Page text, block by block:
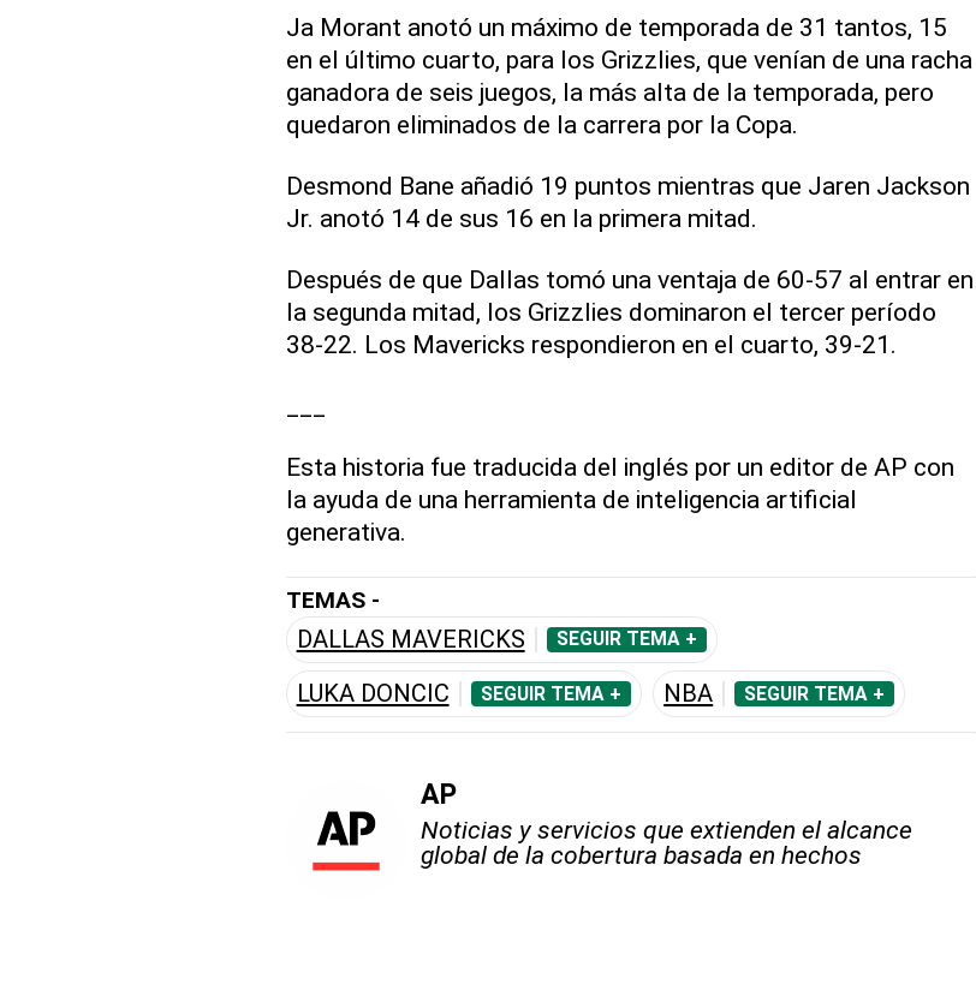
Ja Morant anotó un máximo de temporada de 31 tantos, 15
en el último cuarto, para los Grizzlies, que venían de una racha
ganadora de seis juegos, la más alta de la temporada, pero
quedaron eliminados de la carrera por la Copa.
Desmond Bane añadió 19 puntos mientras que Jaren Jackson
Jr. anotó 14 de sus 16 en la primera mitad.
Después de que Dallas tomó una ventaja de 60-57 al entrar en
la segunda mitad, los Grizzlies dominaron el tercer período
38-22. Los Mavericks respondieron en el cuarto, 39-21.
Esta historia fue traducida del inglés por un editor de AP con
la ayuda de una herramienta de inteligencia artificial
generativa.
TEMAS -
DALLAS MAVERICKS SEGUIR TEMA +
LUKA DONCIC SEGUIR TEMA + NBA SEGUIR TEMA +
AP
Noticias y servicios que extienden el alcance
global de la cobertura basada en hechos